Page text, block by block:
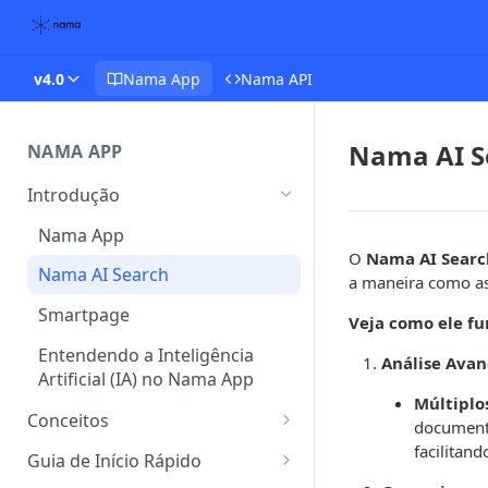
v4.0 Nama App Nama API
NAMA APP
Introdução
Nama App
Nama AI Search
Smartpage
Entendendo a Inteligência
Artificial (IA) no Nama App
Conceitos
Conceitos Gerais
Guia de Início Rápido
Nama AI
O Nama AI
a maneira como
Veja como ele
Análise